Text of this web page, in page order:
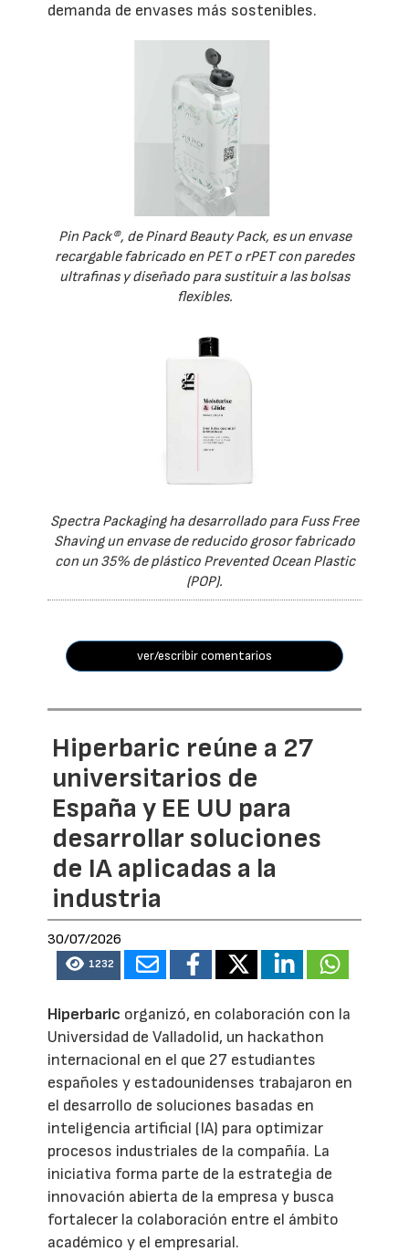
demanda de envases más sostenibles.
Pin Pack®, de Pinard Beauty Pack, es un envase
recargable fabricado en PET o rPET con paredes
ultrafinas y diseñado para sustituir a las bolsas
flexibles.
Spectra Packaging ha desarrollado para Fuss Free
Shaving un envase de reducido grosor fabricado
con un 35% de plástico Prevented Ocean Plastic
(POP).
ver/escribir comentarios
Hiperbaric reúne a 27
universitarios de
España y EE UU para
desarrollar soluciones
de IA aplicadas a la
industria
30/07/2026
1232
Hiperbaric organizó, en colaboración con la
Universidad de Valladolid, un hackathon
internacional en el que 27 estudiantes
españoles y estadounidenses trabajaron en
el desarrollo de soluciones basadas en
inteligencia artificial (IA) para optimizar
procesos industriales de la compañía. La
iniciativa forma parte de la estrategia de
innovación abierta de la empresa y busca
fortalecer la colaboración entre el ámbito
académico y el empresarial.